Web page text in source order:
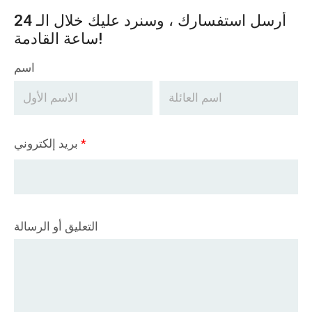
أرسل استفسارك ، وسنرد عليك خلال الـ 24
ساعة القادمة!
اسم
*
التعليق أو الرسالة